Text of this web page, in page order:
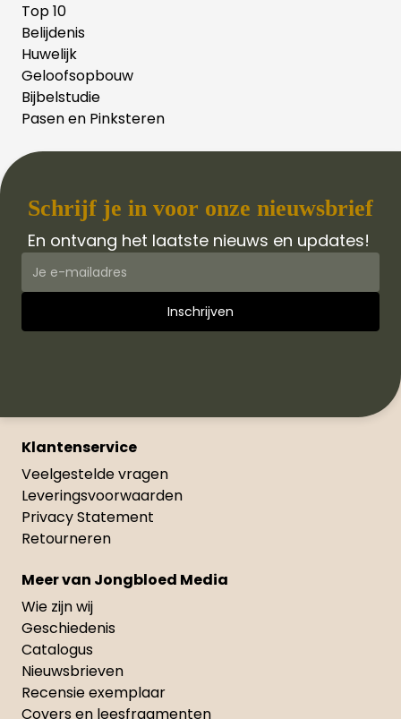
Top 10
Belijdenis
Huwelijk
Geloofsopbouw
Bijbelstudie
Pasen en Pinksteren
Schrijf je in voor onze nieuwsbrief
En ontvang het laatste nieuws en updates!
Klantenservice
Veelgestelde vragen
Leveringsvoorwaarden
Privacy Statement
Retourneren
Meer van Jongbloed Media
Wie zijn wij
Geschiedenis
Catalogus
Nieuwsbrieven
Recensie exemplaar
Covers en leesfragmenten